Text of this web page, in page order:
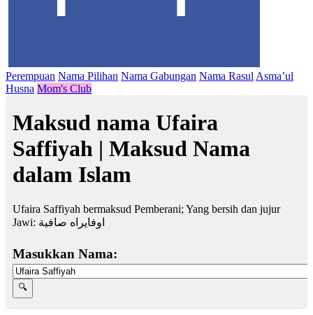
Perempuan Nama Pilihan Nama Gabungan Nama Rasul Asma’ul
Husna Mom's Club
Maksud nama Ufaira
Saffiyah | Maksud Nama
dalam Islam
Ufaira Saffiyah bermaksud Pemberani; Yang bersih dan jujur
Jawi: اوفايراه صافية
Masukkan Nama: